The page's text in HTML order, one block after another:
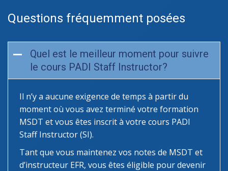
Questions fréquemment posées
Quel est le meilleur moment pour suivre
le cours PADI Staff Instructor?
Il n’y a aucune exigence de temps à partir du
moment où vous avez terminé votre formation
MSDT et vous êtes inscrit à votre cours PADI
Staff Instructor (SI).
Tant que vous maintenez vos notes de MSDT et
d’instructeur EFR, vous êtes éligible pour devenir